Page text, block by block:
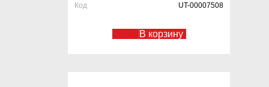
Код
UT-00007508
В корзину